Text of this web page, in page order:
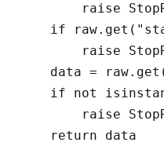
raise
if
raise
data =
if not
raise
    return data